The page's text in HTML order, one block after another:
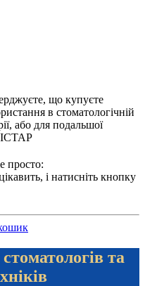
що купуєте
в стоматологічній
або для подальшої
просто:
і натисніть кнопку
та